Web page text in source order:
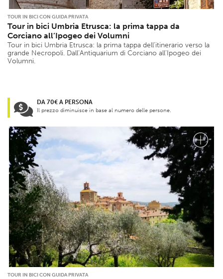
TOUR IN BICI CON GUIDA PRIVATA
Tour in bici Umbria Etrusca: la prima tappa da
Corciano all’Ipogeo dei Volumni
Tour in bici Umbria Etrusca: la prima tappa dell’itinerario verso la
grande Necropoli. Dall’Antiquarium di Corciano all’Ipogeo dei
Volumni.
DA 70€ A PERSONA
Il prezzo diminuisce in base al numero delle persone.
TOUR IN BICI CON GUIDA PRIVATA